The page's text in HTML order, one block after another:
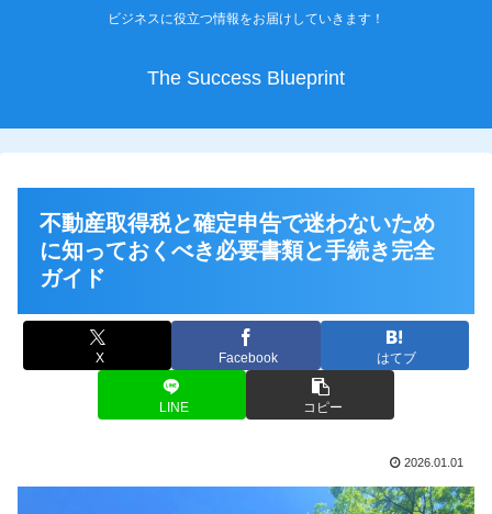
ビジネスに役立つ情報をお届けしていきます！
The Success Blueprint
不動産取得税と確定申告で迷わないため
に知っておくべき必要書類と手続き完全
ガイド
X Facebook はてブ
LINE コピー
2026.01.01